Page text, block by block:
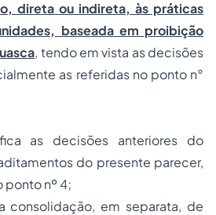
direta ou indireta, às práticas
baseada em proibição
, tendo em vista as decisões
as referidas no ponto n°
as decisões anteriores do
do presente parecer,
nº 4;
consolidação, em separata, de